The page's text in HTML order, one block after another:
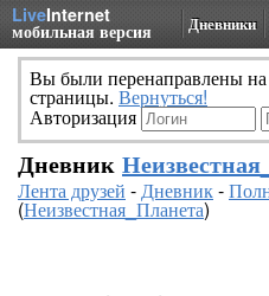
LiveInternet
мобильная версия Дневники
Вы были перенаправлены
страницы. Вернуться!
Авторизация
Дневник
Лента друзей -Дневник-
(Неизвестная_Планета)